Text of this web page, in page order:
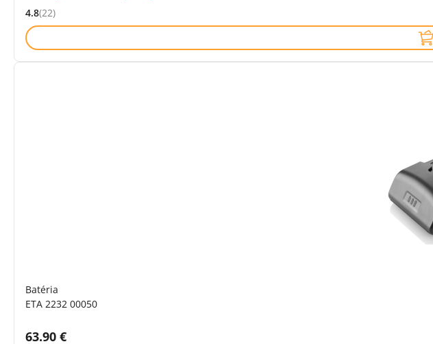
Hodnocení: 4.8 z 5 (22 recenzí)
4.8(22)
Batéria
ETA 2232 00050
Cena s DPH:
63.90 €